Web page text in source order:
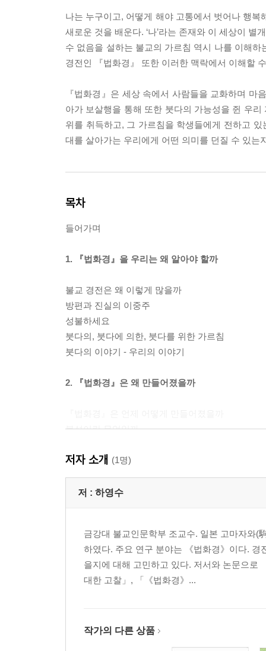
나는 누구이고, 어떻게 해야 고통에서 벗어나 행
새로운 것을 배운다. ‘나’라는 존재와 이 세상이
수 없음을 설하는 불교의 가르침 역시 나를 이해
경전인 『법화경』 또한 이러한 맥락에서 이해할
『법화경』은 세상 속에서 사람들을 교화하며
아가 보살행을 통해 또한 붓다의 가능성을 쥔 우
위를 취득하고, 그 가르침을 학생들에게 전하고
대를 살아가는 우리에게 어떤 의미를 던질 수 있는
목차
들어가며
1. 『법화경』을 우리는 왜 알아야 할까
불교 경전은 왜 이렇게 많을까
방편과 진실의 이중주
성불하세요
붓다의, 붓다에 의한, 붓다를 위한 가르침
붓다의 이야기 - 우리의 이야기
2. 『법화경』은 왜 만들어졌을까
불설이란 무엇일까
『법화경』은 어떤 배경에서 출현했을까
『법화경』의 문제의식은 무엇일까
붓다가 이 세상에 오신 까닭
비유로 밝히는 일불승의 의미
모두가 성불하리라
법의 스승
4. 『법화경』에서 우리는 무엇을 배울 수 있을까
저자 소개 (1명)
저 : 하영수
금강대 불교인문학부 조교수. 일본 고마자와(
하였다. 주요 연구 분야는 《법화경》이다.
을지에 대해 고민하고 있다. 저서와 논문으로
대한 고찰」, 「《법화경》...
작가의 다른 상품